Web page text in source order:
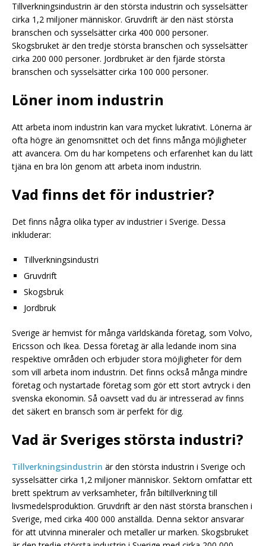
Tillverkningsindustrin är den största industrin och sysselsätter
cirka 1,2 miljoner människor. Gruvdrift är den näst största
branschen och sysselsätter cirka 400 000 personer.
Skogsbruket är den tredje största branschen och sysselsätter
cirka 200 000 personer. Jordbruket är den fjärde största
branschen och sysselsätter cirka 100 000 personer.
Löner inom industrin
Att arbeta inom industrin kan vara mycket lukrativt. Lönerna är
ofta högre än genomsnittet och det finns många möjligheter
att avancera. Om du har kompetens och erfarenhet kan du lätt
tjäna en bra lön genom att arbeta inom industrin.
Vad finns det för industrier?
Det finns några olika typer av industrier i Sverige. Dessa
inkluderar:
Tillverkningsindustri
Gruvdrift
Skogsbruk
Jordbruk
Sverige är hemvist för många världskända företag, som Volvo,
Ericsson och Ikea. Dessa företag är alla ledande inom sina
respektive områden och erbjuder stora möjligheter för dem
som vill arbeta inom industrin. Det finns också många mindre
företag och nystartade företag som gör ett stort avtryck i den
svenska ekonomin. Så oavsett vad du är intresserad av finns
det säkert en bransch som är perfekt för dig.
Vad är Sveriges största industri?
Tillverkningsindustrin är den största industrin i Sverige och
sysselsätter cirka 1,2 miljoner människor. Sektorn omfattar ett
brett spektrum av verksamheter, från biltillverkning till
livsmedelsproduktion. Gruvdrift är den näst största branschen i
Sverige, med cirka 400 000 anställda. Denna sektor ansvarar
för att utvinna mineraler och metaller ur marken. Skogsbruket